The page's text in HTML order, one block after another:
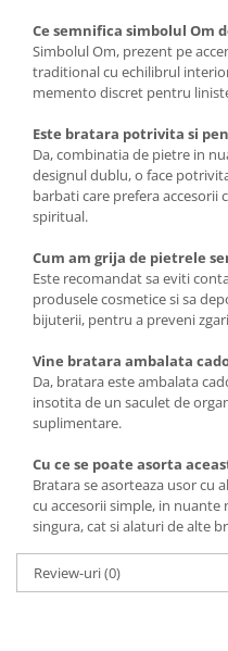
Ce semnifica simbolul Om
Simbolul Om, prezent pe
traditional cu echilibrul
memento discret pentru
Este bratara potrivita si
Da, combinatia de pietre in
designul dublu, o face
barbati care prefera accesorii
spiritual.
Cum am grija de pietrele
Este recomandat sa eviti
produsele cosmetice si sa
bijuterii, pentru a preveni
Vine bratara ambalata
Da, bratara este ambalata
insotita de un saculet de
suplimentare.
Cu ce se poate asorta
Bratara se asorteaza usor cu
cu accesorii simple, in
singura, cat si alaturi de alte
Review-uri(0)